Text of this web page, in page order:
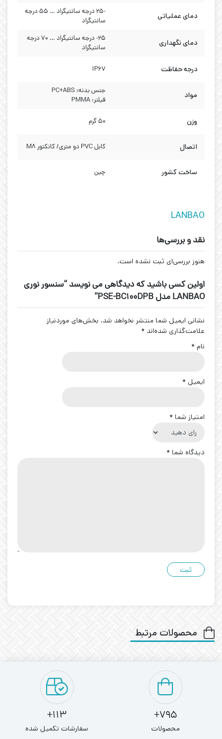
دمای عملیاتی
-۲۵ درجه سانتیگراد … ۵۵ درجه
سانتیگراد
دمای نگهداری
۲۵- درجه سانتیگراد … ۷۰ درجه
سانتیگراد
درجه حفاظت IP67
مواد
جنس بدنه: PC+ABS
فیلتر: PMMA
وزن ۵۰ گرم
اتصال کابل PVC دو متری/ کانکتور M8
ساخت کشور چین
LANBAO
نقد و بررسی‌ها
هنوز بررسی‌ای ثبت نشده است.
اولین کسی باشید که دیدگاهی می نویسد “سنسور نوری
LANBAO مدل PSE-BC100DPB”
نشانی ایمیل شما منتشر نخواهد شد. بخش‌های موردنیاز
علامت‌گذاری شده‌اند *
نام *
ایمیل *
امتیاز شما *
دیدگاه شما *
محصولات مرتبط
795+
محصولات
113+
سفارشات تکمیل شده